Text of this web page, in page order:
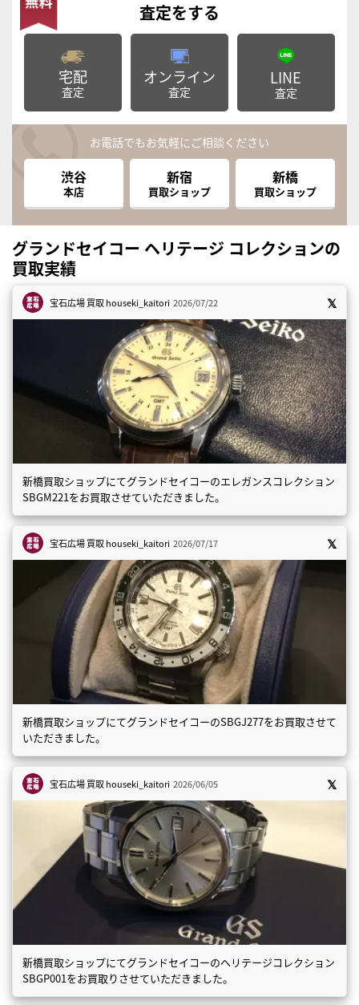
査定をする
宅配
査定
オンライン
査定
LINE
査定
お電話でもお気軽にご相談ください
渋谷
本店
新宿
買取ショップ
新橋
買取ショップ
グランドセイコー ヘリテージ コレクションの
買取実績
宝石広場 買取houseki_kaitori 2026/07/22
新橋買取ショップにてグランドセイコーのエレガンスコレクション
SBGM221をお買取させていただきました。
宝石広場 買取houseki_kaitori 2026/07/17
新橋買取ショップにてグランドセイコーのSBGJ277をお買取させて
いただきました。
宝石広場 買取houseki_kaitori 2026/06/05
新橋買取ショップにてグランドセイコーのヘリテージコレクション
SBGP001をお買取りさせていただきました。